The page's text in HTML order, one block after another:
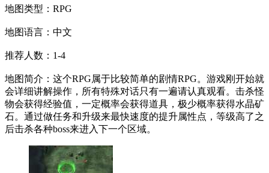
地图类型：RPG
地图语言：中文
推荐人数：1-4
地图简介：这个RPG属于比较简单的剧情RPG。游戏刚开始就
会详细讲解操作，所有特殊对话只有一遍请认真观看。击杀怪
物会获得经验值，一定概率会获得道具，极少概率获得水晶矿
石。通过做任务和升级来最快速度的提升属性点，等级高了之
后击杀各种boss来进入下一个区域。